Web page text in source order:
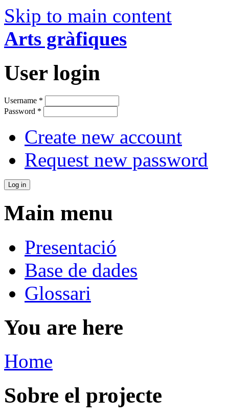
Skip to main content
Arts gràfiques
User login
Username *
Password *
Create new account
Request new password
Main menu
Presentació
Base de dades
Glossari
You are here
Home
Sobre el projecte